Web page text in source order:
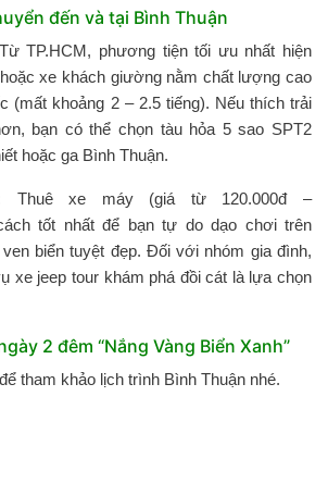
đến và tại Bình Thuận
Từ TP.HCM, phương tiện tối ưu nhất hiện
xe khách giường nằm chất lượng cao
(mất khoảng 2 – 2.5 tiếng). Nếu thích trải
bạn có thể chọn tàu hỏa 5 sao SPT2
hoặc ga Bình Thuận.
Thuê xe máy (giá từ 120.000đ –
tốt nhất để bạn tự do dạo chơi trên
biển tuyệt đẹp. Đối với nhóm gia đình,
xe jeep tour khám phá đồi cát là lựa chọn
2 đêm “Nắng Vàng Biển Xanh”
để tham khảo lịch trình Bình Thuận nhé.